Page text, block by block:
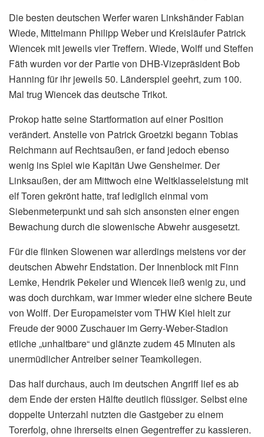
Die besten deutschen Werfer waren Linkshänder Fabian
Wiede, Mittelmann Philipp Weber und Kreisläufer Patrick
Wiencek mit jeweils vier Treffern. Wiede, Wolff und Steffen
Fäth wurden vor der Partie von DHB-Vizepräsident Bob
Hanning für ihr jeweils 50. Länderspiel geehrt, zum 100.
Mal trug Wiencek das deutsche Trikot.
Prokop hatte seine Startformation auf einer Position
verändert. Anstelle von Patrick Groetzki begann Tobias
Reichmann auf Rechtsaußen, er fand jedoch ebenso
wenig ins Spiel wie Kapitän Uwe Gensheimer. Der
Linksaußen, der am Mittwoch eine Weltklasseleistung mit
elf Toren gekrönt hatte, traf lediglich einmal vom
Siebenmeterpunkt und sah sich ansonsten einer engen
Bewachung durch die slowenische Abwehr ausgesetzt.
Für die flinken Slowenen war allerdings meistens vor der
deutschen Abwehr Endstation. Der Innenblock mit Finn
Lemke, Hendrik Pekeler und Wiencek ließ wenig zu, und
was doch durchkam, war immer wieder eine sichere Beute
von Wolff. Der Europameister vom THW Kiel hielt zur
Freude der 9000 Zuschauer im Gerry-Weber-Stadion
etliche „unhaltbare“ und glänzte zudem 45 Minuten als
unermüdlicher Antreiber seiner Teamkollegen.
Das half durchaus, auch im deutschen Angriff lief es ab
dem Ende der ersten Hälfte deutlich flüssiger. Selbst eine
doppelte Unterzahl nutzten die Gastgeber zu einem
Torerfolg, ohne ihrerseits einen Gegentreffer zu kassieren.